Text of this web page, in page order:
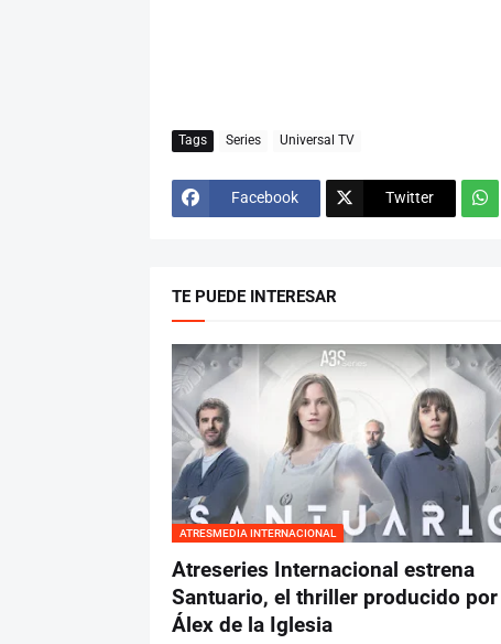
Tags Series Universal TV
Facebook Twitter
TE PUEDE INTERESAR
ATRESMEDIA INTERNACIONAL
Atreseries Internacional estrena
Santuario, el thriller producido por
Álex de la Iglesia